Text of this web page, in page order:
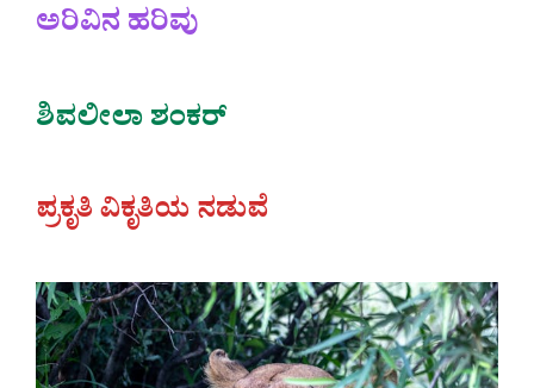
ಅರಿವಿನ ಹರಿವು
ಶಿವಲೀಲಾ ಶಂಕರ್
ಪ್ರಕೃತಿ ವಿಕೃತಿಯ ನಡುವೆ